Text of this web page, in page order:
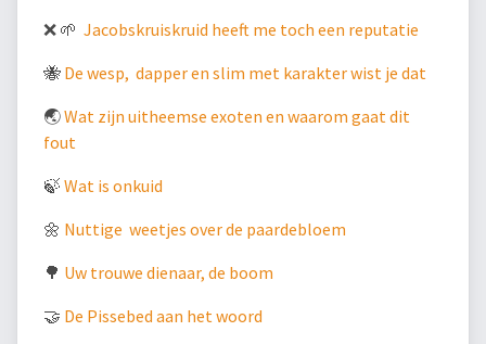
❌ 🌱 Jacobskruiskruid heeft me toch een reputatie
🐝 De wesp, dapper en slim met karakter wist je dat
🌏Wat zijn uitheemse exoten en waarom gaat dit
fout
🍃 Wat is onkuid
🌼 Nuttige weetjes over de paardebloem
🌳 Uw trouwe dienaar, de boom
🤝 De Pissebed aan het woord